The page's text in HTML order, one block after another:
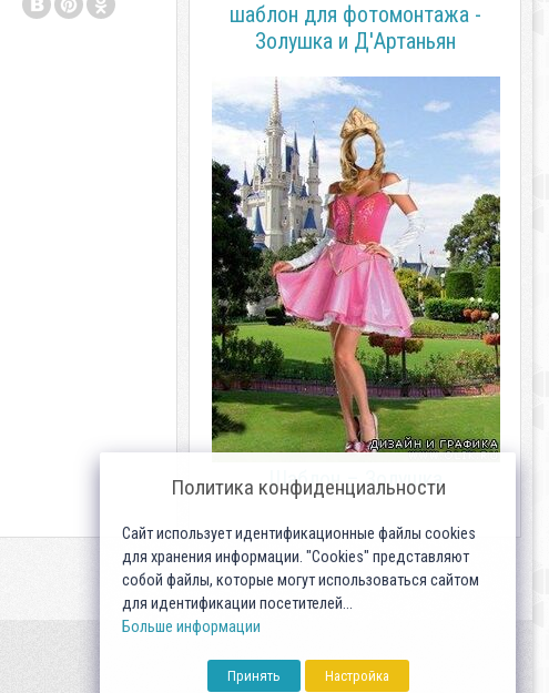
шаблон для фотомонтажа -
Золушка и Д'Артаньян
Шаблон – Золушка
Политика конфиденциальности
Сайт использует идентификационные файлы cookies
для хранения информации. "Cookies" представляют
собой файлы, которые могут использоваться сайтом
для идентификации посетителей...
Больше информации
Принять Настройка